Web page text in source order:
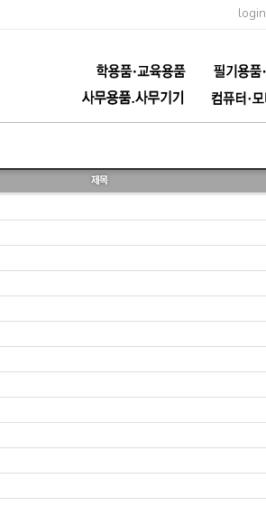
login